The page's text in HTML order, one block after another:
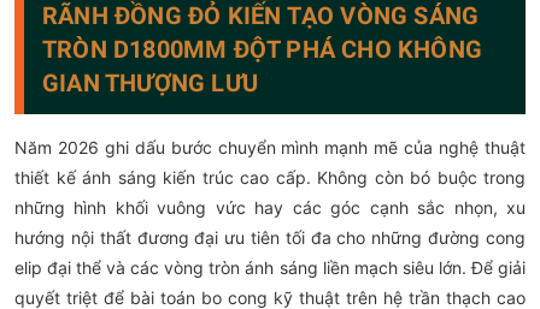
RÃNH ĐỒNG ĐỎ KIẾN TẠO VÒNG SÁNG
TRÒN D1800MM ĐỘT PHÁ CHO KHÔNG
GIAN THƯỢNG LƯU
Năm 2026 ghi dấu bước chuyển mình mạnh mẽ của nghệ thuật
thiết kế ánh sáng kiến trúc cao cấp. Không còn bó buộc trong
những hình khối vuông vức hay các góc cạnh sắc nhọn, xu
hướng nội thất đương đại ưu tiên tối đa cho những đường cong
elip đại thể và các vòng tròn ánh sáng liền mạch siêu lớn. Để giải
quyết triệt để bài toán bo cong kỹ thuật trên hệ trần thạch cao